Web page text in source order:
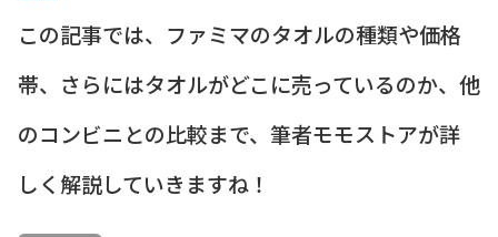
この記事では、ファミマのタオルの種類や価格
帯、さらにはタオルがどこに売っているのか、他
のコンビニとの比較まで、筆者モモストアが詳
しく解説していきますね！